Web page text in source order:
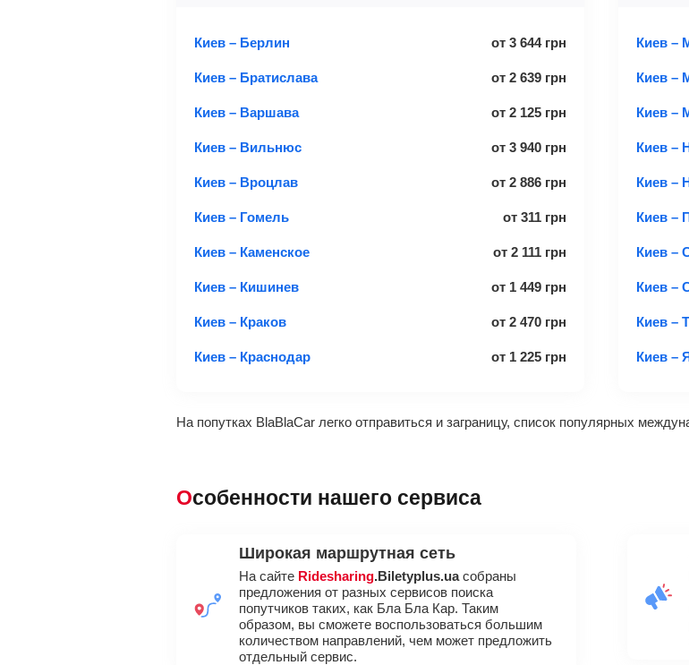
Киев – Берлин от 3 644 грн
Киев – Братислава от 2 639 грн
Киев – Варшава от 2 125 грн
Киев – Вильнюс от 3 940 грн
Киев – Вроцлав от 2 886 грн
Киев – Гомель от 311 грн
Киев – Каменское от 2 111 грн
Киев – Кишинев от 1 449 грн
Киев – Краков от 2 470 грн
Киев – Краснодар от 1 225 грн
Киев –
Киев –
Киев –
Киев –
Киев –
Киев –
Киев –
Киев –
Киев –
Киев –
На попутках BlaBlaCar легко отправиться и заграницу, список популярных
Особенности нашего сервиса
Широкая маршрутная сеть
На сайте Ridesharing.Biletyplus.uaсобраны
предложения от разных сервисов поиска
попутчиков таких, как Бла Бла Кар. Таким
образом, вы сможете воспользоваться большим
количеством направлений, чем может предложить
отдельный сервис.